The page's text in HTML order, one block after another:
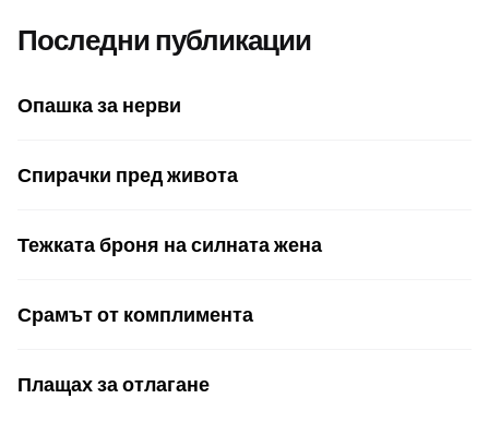
Последни публикации
Опашка за нерви
Спирачки пред живота
Тежката броня на силната жена
Срамът от комплимента
Плащах за отлагане